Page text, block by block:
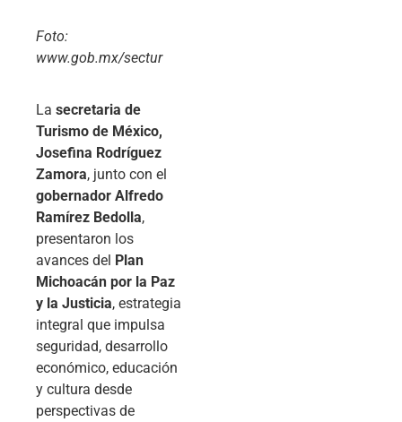
Foto:
www.gob.mx/sectur
La secretaria de
Turismo de México,
Josefina Rodríguez
Zamora, junto con el
gobernador Alfredo
Ramírez Bedolla,
presentaron los
avances del Plan
Michoacán por la Paz
y la Justicia, estrategia
integral que impulsa
seguridad, desarrollo
económico, educación
y cultura desde
perspectivas de